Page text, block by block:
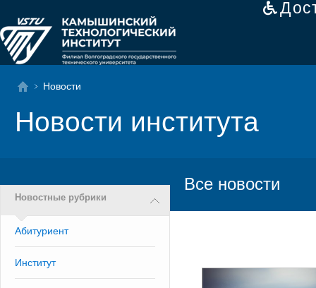
Новости
Новости института
Новостные рубрики
Абитуриент
Институт
Все новости